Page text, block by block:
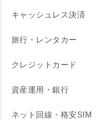
キャッシュレス決済
旅行・レンタカー
クレジットカード
資産運用・銀行
ネット回線・格安SIM